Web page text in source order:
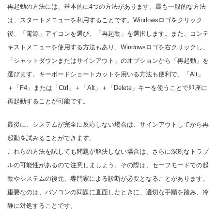
再起動の方法には、基本的に4つの方法があります。最も一般的な方法
は、スタートメニューを利用することです。Windowsロゴをクリック
後、「電源」アイコンを選び、「再起動」を選択します。また、コンテ
キストメニューを使用する方法もあり、Windowsロゴを右クリックし、
「シャットダウンまたはサインアウト」のオプションから「再起動」を
選びます。キーボードショートカットを用いる方法も便利で、「Alt」
＋「F4」または「Ctrl」＋「Alt」＋「Delete」キーを使うことで即座に
再起動することが可能です。
最後に、システムが完全に反応しない場合は、サインアウトしてから再
起動を試みることができます。
これらの方法を試しても問題が解決しない場合は、さらに深刻なトラブ
ルの可能性があるので注意しましょう。その際は、セーフモードでの起
動やシステムの復元、専門家による診断が必要となることがあります。
重要なのは、パソコンの問題に直面したときに、適切な手順を踏み、冷
静に対処することです。